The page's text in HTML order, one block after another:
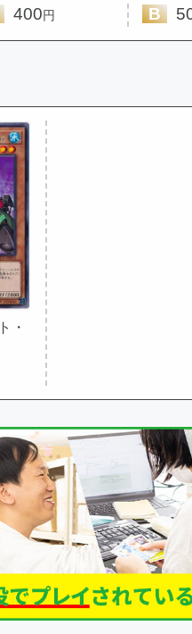
400円 B
・